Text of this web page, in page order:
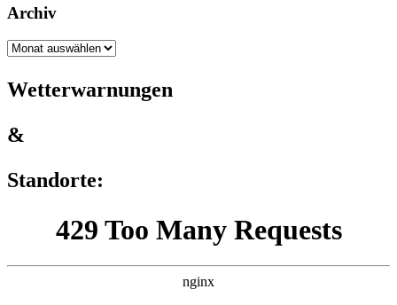
Archiv
Archiv
Wetterwarnungen
&
Standorte: